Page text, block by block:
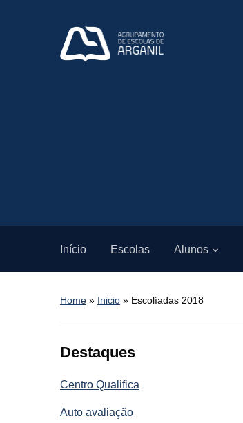
Início Escolas Alunos
Home » Inicio » Escolíadas 2018
Destaques
Centro Qualifica
Auto avaliação